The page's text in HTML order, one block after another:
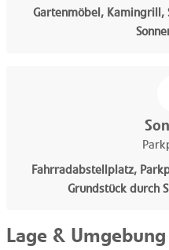
Gartenmöbel, Kamingrill,
Fahrradabstellplatz,
Grundstück durch
Lage & Umgebung